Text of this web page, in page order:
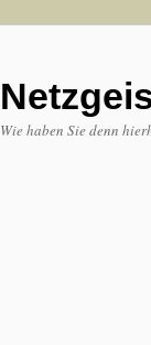
Wie haben Sie denn